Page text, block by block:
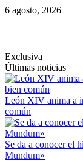
Saltar
6 agosto, 2026
Exclusiva
Últimas noticias
León XIV anima a
común
Se da a conocer el
Mundum»